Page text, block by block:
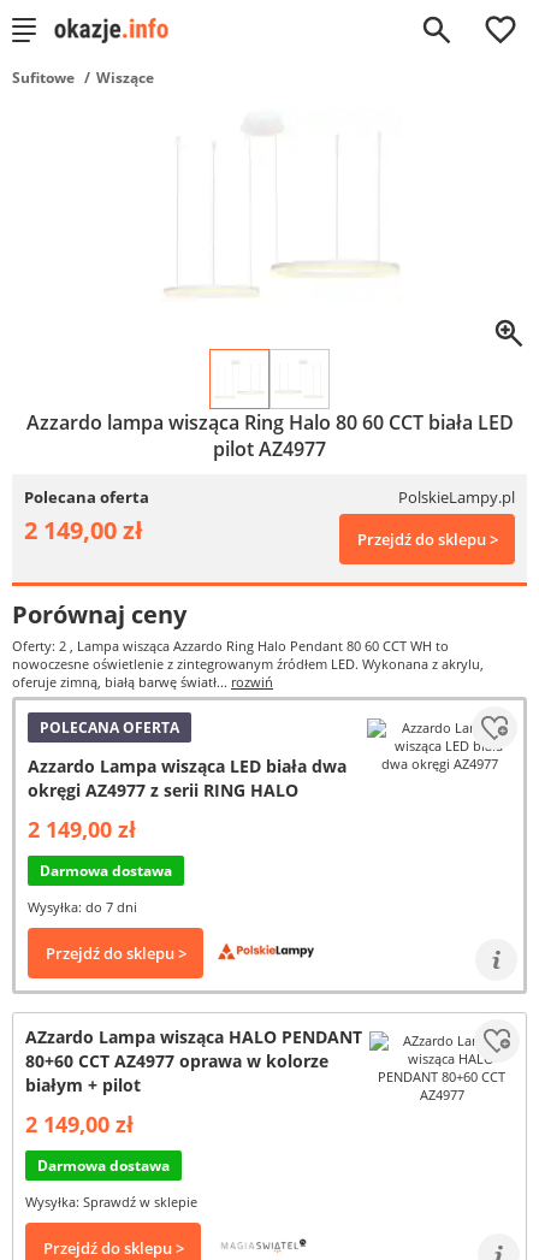
0
Sufitowe Wiszące
Azzardo lampa wisząca Ring Halo 80 60 CCT biała LED
pilot AZ4977
Polecana oferta PolskieLampy.pl
2 149,00 zł Przejdź do sklepu >
Porównaj ceny
Oferty: 2 , Lampa wisząca Azzardo Ring Halo Pendant 80 60 CCT WH to
nowoczesne oświetlenie z zintegrowanym źródłem LED. Wykonana z akrylu,
oferuje zimną, białą barwę światł... rozwiń
POLECANA OFERTA
Azzardo Lampa wisząca LED biała dwa
okręgi AZ4977 z serii RING HALO
2 149,00 zł
Darmowa dostawa
Wysyłka: do 7 dni
Przejdź do sklepu >
AZzardo Lampa wisząca HALO PENDANT
80+60 CCT AZ4977 oprawa w kolorze
białym + pilot
2 149,00 zł
Darmowa dostawa
Wysyłka: Sprawdź w sklepie
Przejdź do sklepu >